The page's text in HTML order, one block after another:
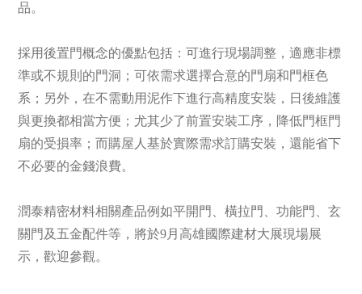
品。
採用後置門概念的優點包括：可進行現場調整，適應非標
準或不規則的門洞；可依需求選擇合意的門扇和門框色
系；另外，在不需動用泥作下進行高精度安裝，日後維護
與更換都相當方便；尤其少了前置安裝工序，降低門框門
扇的受損率；而購屋人基於實際需求訂購安裝，還能省下
不必要的金錢浪費。
潤泰精密材料相關產品例如平開門、橫拉門、功能門、玄
關門及五金配件等，將於9月高雄國際建材大展現場展
示，歡迎參觀。